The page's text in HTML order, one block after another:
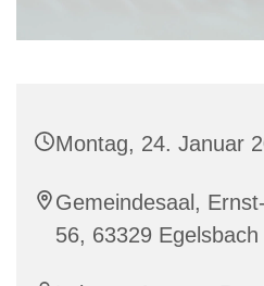
Montag, 24. Januar
Gemeindesaal,
56, 63329 Egelsbach